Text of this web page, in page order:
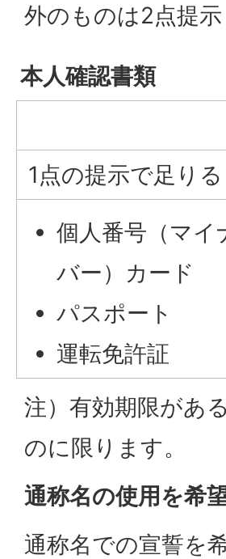
外のものは2点提
本人確認書類
1点の提示で足り
個人番号（マイ
バー）カード
パスポート
運転免許証
注）有効期限があ
のに限ります。
通称名の使用を希
通称名での宣誓を